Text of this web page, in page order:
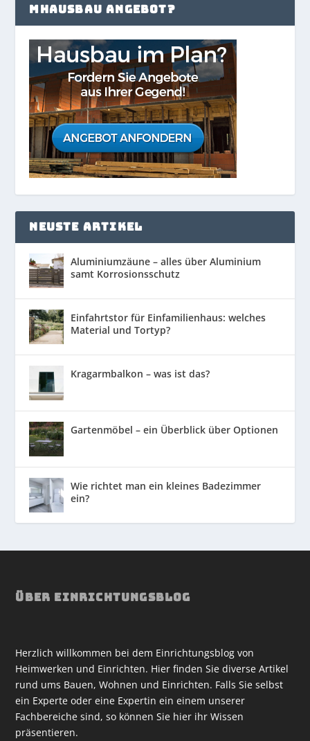
MHAUSBAU ANGEBOT?
NEUSTE ARTIKEL
Aluminiumzäune – alles über Aluminium
samt Korrosionsschutz
Einfahrtstor für Einfamilienhaus: welches
Material und Tortyp?
Kragarmbalkon – was ist das?
Gartenmöbel – ein Überblick über Optionen
Wie richtet man ein kleines Badezimmer
ein?
ÜBER EINRICHTUNGSBLOG
Herzlich willkommen bei dem Einrichtungsblog von
Heimwerken und Einrichten. Hier finden Sie diverse Artikel
rund ums Bauen, Wohnen und Einrichten. Falls Sie selbst
ein Experte oder eine Expertin ein einem unserer
Fachbereiche sind, so können Sie hier ihr Wissen
präsentieren.